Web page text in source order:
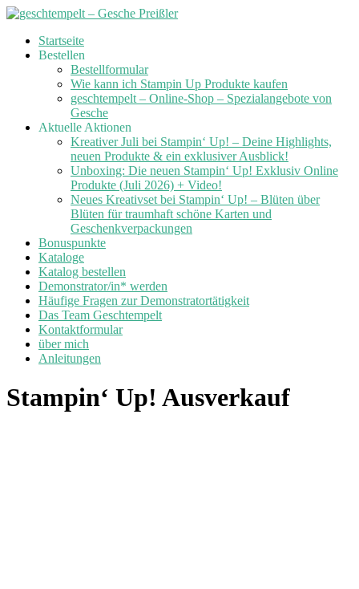
Skip
Startseite
Bestellen
Bestellformular
Wie kann ich Stampin Up Produkte kaufen
geschtempelt – Online-Shop – Spezialangebote von
Gesche
Aktuelle Aktionen
Kreativer Juli bei Stampin‘ Up! – Deine Highlights,
neuen Produkte & ein exklusiver Ausblick!
Unboxing: Die neuen Stampin‘ Up! Exklusiv Online
Produkte (Juli 2026) + Video!
Neues Kreativset bei Stampin‘ Up! – Blüten über
Blüten für traumhaft schöne Karten und
Geschenkverpackungen
Bonuspunkte
Kataloge
Katalog bestellen
Demonstrator/in* werden
Häufige Fragen zur Demonstratortätigkeit
Das Team Geschtempelt
Kontaktformular
über mich
Anleitungen
Stampin‘ Up! Ausverkauf